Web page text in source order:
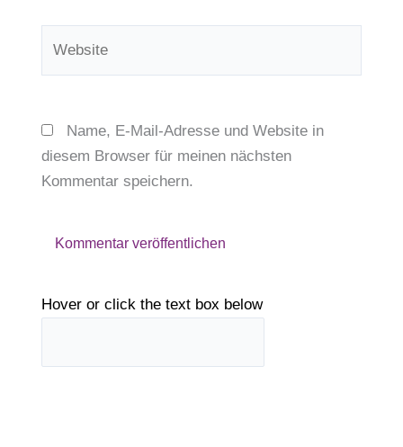
Name, E-Mail-Adresse und Website in
diesem Browser für meinen nächsten
Kommentar speichern.
Hover or click the text box below